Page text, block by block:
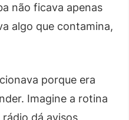
não ficava apenas
algo que contamina,
porque era
Imagine a rotina
dá avisos